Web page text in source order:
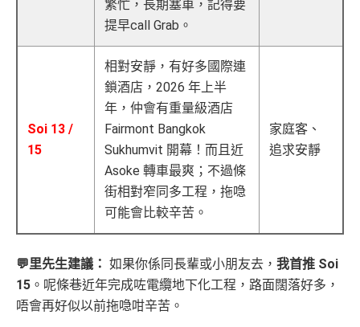
繁忙，長期塞車，記得要
提早call Grab。
Soi 13 /
15
相對安靜，有好多國際連
鎖酒店，2026 年上半
年，仲會有重量級酒店
Fairmont Bangkok
Sukhumvit 開幕！而且近
Asoke 轉車最爽；不過條
街相對窄同多工程，拖喼
可能會比較辛苦。
家庭客、
追求安靜
💬里先生建議： 如果你係同長輩或小朋友去， 我首推 Soi
15 。呢條巷近年完成咗電纜地下化工程，路面闊落好多，
唔會再好似以前拖喼咁辛苦。